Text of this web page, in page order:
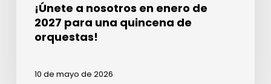
¡Únete a nosotros en enero de
2027 para una quincena de
orquestas!
10 de mayo de 2026